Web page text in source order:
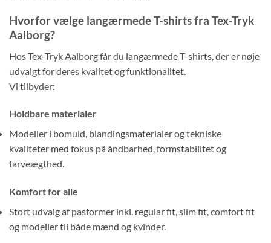
Hvorfor vælge langærmede T-shirts fra Tex-Tryk
Aalborg?
Hos Tex-Tryk Aalborg får du langærmede T-shirts, der er nøje
udvalgt for deres kvalitet og funktionalitet.
Vi tilbyder:
Holdbare materialer
Modeller i bomuld, blandingsmaterialer og tekniske
kvaliteter med fokus på åndbarhed, formstabilitet og
farveægthed.
Komfort for alle
Stort udvalg af pasformer inkl. regular fit, slim fit, comfort fit
og modeller til både mænd og kvinder.